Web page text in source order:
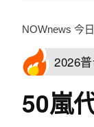
NOWnews 今
2026
50嵐